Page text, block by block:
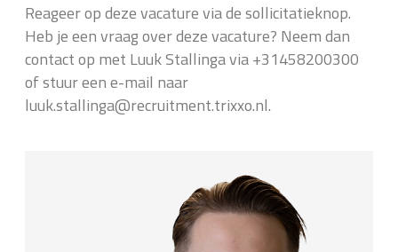
Reageer op deze vacature via de sollicitatieknop.
Heb je een vraag over deze vacature? Neem dan
contact op met Luuk Stallinga via +31458200300
of stuur een e-mail naar
luuk.stallinga@recruitment.trixxo.nl.